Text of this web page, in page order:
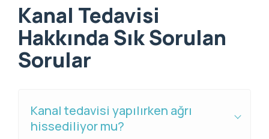
Kanal Tedavisi
Hakkında Sık Sorulan
Sorular
Kanal tedavisi yapılırken ağrı
hissediliyor mu?